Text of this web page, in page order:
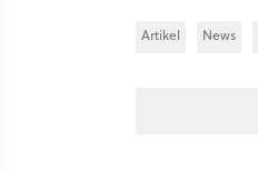
Artikel News